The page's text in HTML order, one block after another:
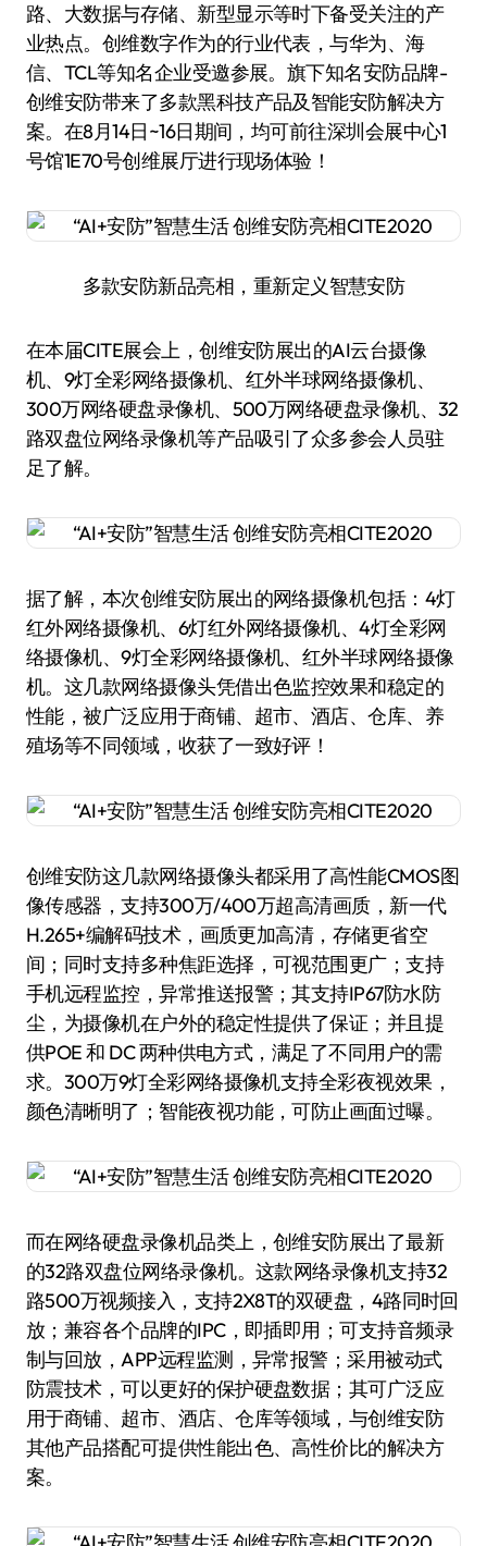
路、大数据与存储、新型显示等时下备受关注的产
业热点。创维数字作为的行业代表，与华为、海
信、TCL等知名企业受邀参展。旗下知名安防品牌-
创维安防带来了多款黑科技产品及智能安防解决方
案。在8月14日~16日期间，均可前往深圳会展中心1
号馆1E70号创维展厅进行现场体验！
多款安防新品亮相，重新定义智慧安防
在本届CITE展会上，创维安防展出的AI云台摄像
机、9灯全彩网络摄像机、红外半球网络摄像机、
300万网络硬盘录像机、500万网络硬盘录像机、32
路双盘位网络录像机等产品吸引了众多参会人员驻
足了解。
据了解，本次创维安防展出的网络摄像机包括：4灯
红外网络摄像机、6灯红外网络摄像机、4灯全彩网
络摄像机、9灯全彩网络摄像机、红外半球网络摄像
机。这几款网络摄像头凭借出色监控效果和稳定的
性能，被广泛应用于商铺、超市、酒店、仓库、养
殖场等不同领域，收获了一致好评！
创维安防这几款网络摄像头都采用了高性能CMOS图
像传感器，支持300万/400万超高清画质，新一代
H.265+编解码技术，画质更加高清，存储更省空
间；同时支持多种焦距选择，可视范围更广；支持
手机远程监控，异常推送报警；其支持IP67防水防
尘，为摄像机在户外的稳定性提供了保证；并且提
供POE 和 DC 两种供电方式，满足了不同用户的需
求。300万9灯全彩网络摄像机支持全彩夜视效果，
颜色清晰明了；智能夜视功能，可防止画面过曝。
而在网络硬盘录像机品类上，创维安防展出了最新
的32路双盘位网络录像机。这款网络录像机支持32
路500万视频接入，支持2X8T的双硬盘，4路同时回
放；兼容各个品牌的IPC，即插即用；可支持音频录
制与回放，APP远程监测，异常报警；采用被动式
防震技术，可以更好的保护硬盘数据；其可广泛应
用于商铺、超市、酒店、仓库等领域，与创维安防
其他产品搭配可提供性能出色、高性价比的解决方
案。